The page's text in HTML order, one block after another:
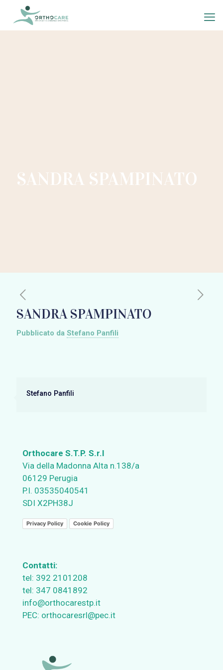
SANDRA SPAMPINATO
SANDRA SPAMPINATO
Pubblicato da Stefano Panfili
Stefano Panfili
Orthocare S.T.P. S.r.l
Via della Madonna Alta n.138/a
06129 Perugia
P.I. 03535040541
SDI X2PH38J
Privacy Policy Cookie Policy
Contatti:
tel: 392 2101208
tel: 347 0841892
info@orthocarestp.it
PEC: orthocaresrl@pec.it